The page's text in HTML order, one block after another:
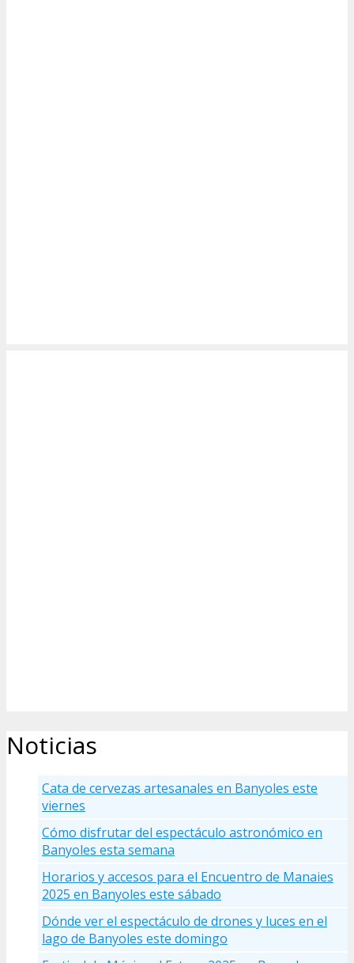
Noticias
Cata de cervezas artesanales en Banyoles este
viernes
Cómo disfrutar del espectáculo astronómico en
Banyoles esta semana
Horarios y accesos para el Encuentro de Manaies
2025 en Banyoles este sábado
Dónde ver el espectáculo de drones y luces en el
lago de Banyoles este domingo